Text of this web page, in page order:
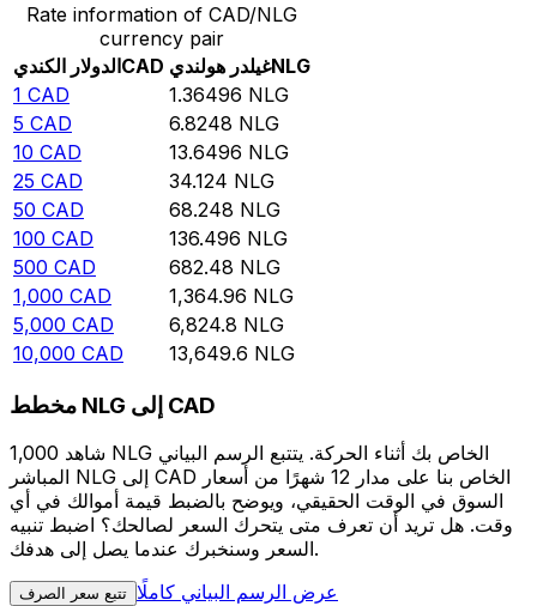
Rate information of CAD/NLG
currency pair
الدولار الكنديCAD غيلدر هولنديNLG
1 CAD 1.36496 NLG
5 CAD 6.8248 NLG
10 CAD 13.6496 NLG
25 CAD 34.124 NLG
50 CAD 68.248 NLG
100 CAD 136.496 NLG
500 CAD 682.48 NLG
1,000 CAD 1,364.96 NLG
5,000 CAD 6,824.8 NLG
10,000 CAD 13,649.6 NLG
مخطط NLG إلى CAD
شاهد 1,000 NLG الخاص بك أثناء الحركة. يتتبع الرسم البياني
المباشر NLG إلى CAD الخاص بنا على مدار 12 شهرًا من أسعار
السوق في الوقت الحقيقي، ويوضح بالضبط قيمة أموالك في أي
وقت. هل تريد أن تعرف متى يتحرك السعر لصالحك؟ اضبط تنبيه
السعر وسنخبرك عندما يصل إلى هدفك.
تتبع سعر الصرف عرض الرسم البياني كاملًا